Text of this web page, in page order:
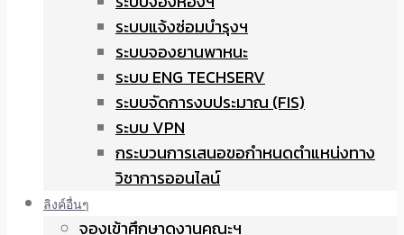
ระบบแจ้งซ่อมบำรุงฯ
ระบบจองยานพาหนะ
ระบบ ENG TECHSERV
ระบบจัดการงบประมาณ (FIS)
ระบบ VPN
กระบวนการเสนอขอกำหนดตำแหน่งทาง
วิชาการออนไลน์
ลิงค์อื่นๆ
จองเข้าศึกษาดูงานคณะฯ